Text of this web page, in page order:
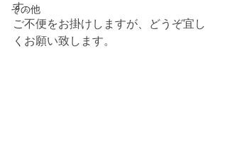
その他
す。
ご不便をお掛けしますが、どうぞ宜し
くお願い致します。